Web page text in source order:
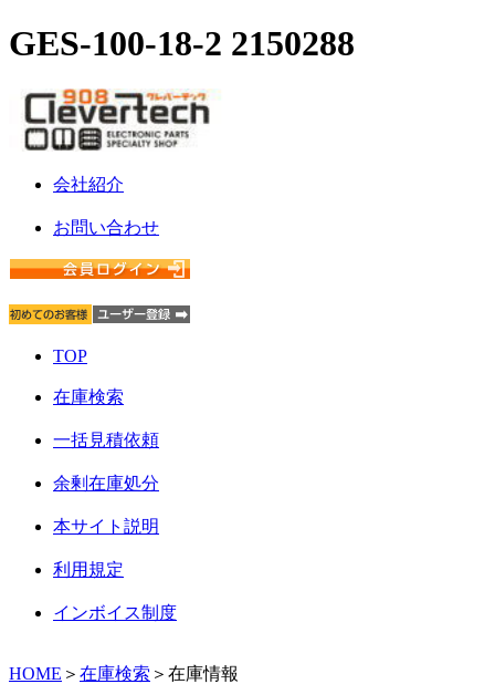
GES-100-18-2 2150288
会社紹介
お問い合わせ
TOP
在庫検索
一括見積依頼
余剰在庫処分
本サイト説明
利用規定
インボイス制度
HOME ＞ 在庫検索 ＞在庫情報